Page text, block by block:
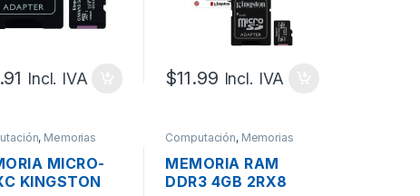
Incl. IVA $11.99 Incl. IVA
, Memorias
MICRO-
KINGSTON
Computación, Memorias
MEMORIA RAM
DDR3 4GB 2RX8